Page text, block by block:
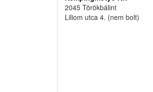
2045 Törökbálint
Liliom utca 4. (nem bolt)